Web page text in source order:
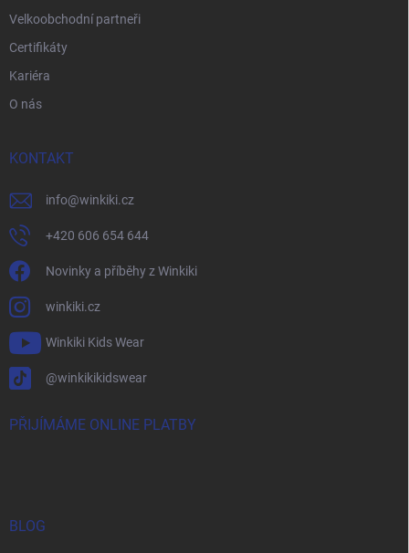
Velkoobchodní partneři
Certifikáty
Kariéra
O nás
KONTAKT
info@winkiki.cz
+420 606 654 644
Novinky a příběhy z Winkiki
winkiki.cz
Winkiki Kids Wear
@winkikikidswear
PŘIJÍMÁME ONLINE PLATBY
BLOG